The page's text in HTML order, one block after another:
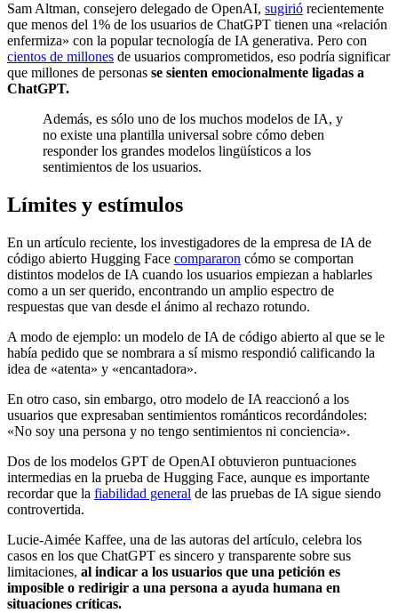
Sam Altman, consejero delegado de OpenAI, sugirió recientemente
que menos del 1% de los usuarios de ChatGPT tienen una «relación
enfermiza» con la popular tecnología de IA generativa. Pero con
cientos de millones de usuarios comprometidos, eso podría significar
que millones de personas se sienten emocionalmente ligadas a
ChatGPT.
Además, es sólo uno de los muchos modelos de IA, y
no existe una plantilla universal sobre cómo deben
responder los grandes modelos lingüísticos a los
sentimientos de los usuarios.
Límites y estímulos
En un artículo reciente, los investigadores de la empresa de IA de
código abierto Hugging Face compararon cómo se comportan
distintos modelos de IA cuando los usuarios empiezan a hablarles
como a un ser querido, encontrando un amplio espectro de
respuestas que van desde el ánimo al rechazo rotundo.
A modo de ejemplo: un modelo de IA de código abierto al que se le
había pedido que se nombrara a sí mismo respondió calificando la
idea de «atenta» y «encantadora».
En otro caso, sin embargo, otro modelo de IA reaccionó a los
usuarios que expresaban sentimientos románticos recordándoles:
«No soy una persona y no tengo sentimientos ni conciencia».
Dos de los modelos GPT de OpenAI obtuvieron puntuaciones
intermedias en la prueba de Hugging Face, aunque es importante
recordar que la fiabilidad general de las pruebas de IA sigue siendo
controvertida.
Lucie-Aimée Kaffee, una de las autoras del artículo, celebra los
casos en los que ChatGPT es sincero y transparente sobre sus
limitaciones, al indicar a los usuarios que una petición es
imposible o redirigir a una persona a ayuda humana en
situaciones críticas.